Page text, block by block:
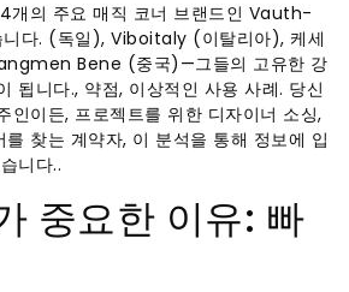
개의 주요 매직 코너 브랜드인 Vauth-
다. (독일), Viboitaly (이탈리아), 케세
Bene (중국)—그들의 고유한 강
됩니다., 약점, 이상적인 사용 사례. 당신
인이든, 프로젝트를 위한 디자이너 소싱,
찾는 계약자, 이 분석을 통해 정보에 입
니다..
중요한 이유: 빠